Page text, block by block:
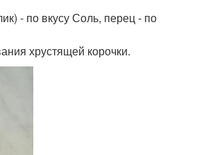
- по вкусу Соль, перец - по
хрустящей корочки.